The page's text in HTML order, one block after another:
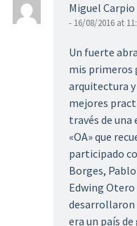
Miguel Carpio
- 16/08/2016 at
Un fuerte
mis primeros
arquitectura
mejores
través de una
«OA» que
participado
Borges,
Edwing Otero
desarrollaron
era un país